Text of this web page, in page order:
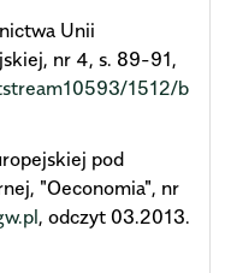
Unii
nr 4, s. 89-91,
1512/b
pod
"Oeconomia", nr
, odczyt 03.2013.